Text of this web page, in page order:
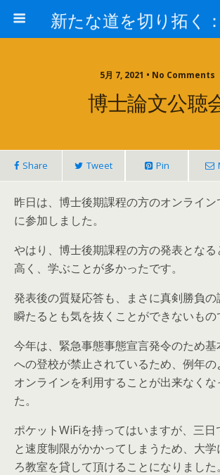
5月 7, 2021 • No Comments
博士論文公聴
Share Tweet Pin
昨日は、博士後期課程の方のオンライ
に参加しました。
やはり、博士後期課程の方の発表となる
高く、学ぶことが多かったです。
発表後の質疑応答も、まさに真剣勝負
瞬たるとも気を抜くことができないもの
今年は、緊急事態事態宣言発令のため
への登校が禁止されているため、例年
オンラインを利用することが出来なく
た。
ポケットWiFiを持ってはいますが、三日
と速度制限がかかってしまうため、大学
ろ教室を貸して頂けることになりました。